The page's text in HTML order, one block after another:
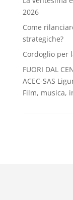
2026
Come
strategiche?
Cordoglio per
FUORI DAL
ACEC-SAS
Film, musica,